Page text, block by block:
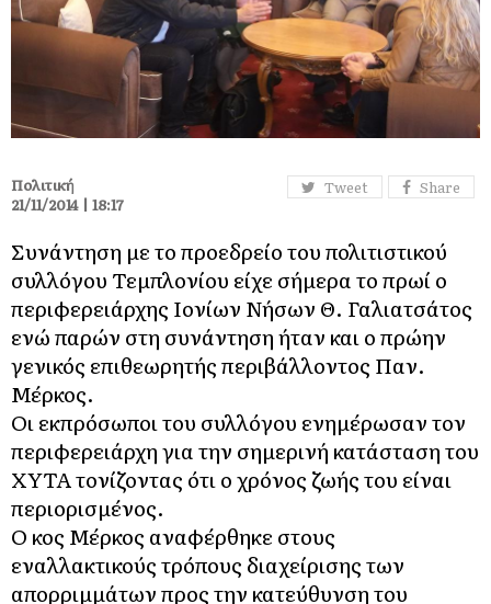
Tweet Share
Πολιτική
21/11/2014 | 18:17
Συνάντηση με το προεδρείο του πολιτιστικού
συλλόγου Τεμπλονίου είχε σήμερα το πρωί ο
περιφερειάρχης Ιονίων Νήσων Θ. Γαλιατσάτος
ενώ παρών στη συνάντηση ήταν και ο πρώην
γενικός επιθεωρητής περιβάλλοντος Παν.
Μέρκος.
Οι εκπρόσωποι του συλλόγου ενημέρωσαν τον
περιφερειάρχη για την σημερινή κατάσταση του
ΧΥΤΑ τονίζοντας ότι ο χρόνος ζωής του είναι
περιορισμένος.
Ο κος Μέρκος αναφέρθηκε στους
εναλλακτικούς τρόπους διαχείρισης των
απορριμμάτων προς την κατεύθυνση του